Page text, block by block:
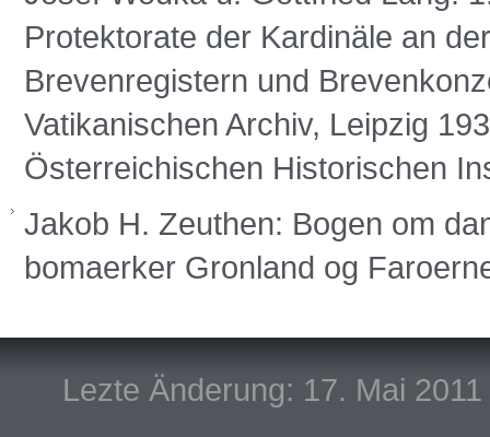
Protektorate der Kardinäle an
Brevenregistern und
Vatikanischen Archiv, Leipzig
Österreichischen Historischen
Jakob H. Zeuthen: Bogen om
bomaerker Gronland og
Lezte Änderung: 17. Mai